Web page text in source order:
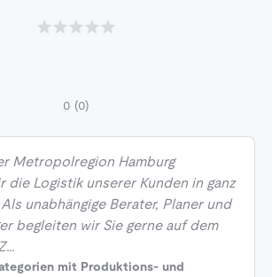
0 (0)
Metropolregion Hamburg
die Logistik unserer Kunden in ganz
unabhängige Berater, Planer und
begleiten wir Sie gerne auf dem
mit Produktions- und